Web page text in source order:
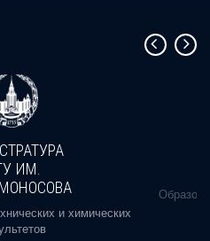
ИМ.
и химических